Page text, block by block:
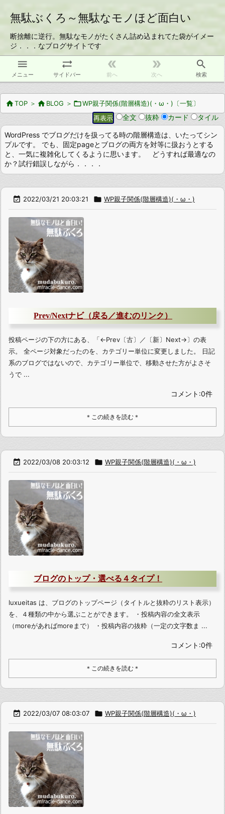
無駄ぶくろ～無駄なモノほど面白い
断捨離に逆行。無駄なモノがたくさん詰め込まれてた袋がイメー
ジ．．．なブログサイトです

メニュー

サイドバー

前へ

次へ

検索
TOP ＞BLOG ＞WP親子関係(階層構造)(・ω・)〔一覧〕
全文 抜粋 カード タイル
WordPress でブログだけを扱ってる時の階層構造は、いたってシン
プルです。 でも、固定pageとブログの両方を対等に扱おうとする
と、一気に複雑化してくるように思います。 どうすれば最適なの
か？試行錯誤しながら．．．．
 2022/03/21 20:03:21  WP親子関係(階層構造)(・ω・)
Prev/Nextナビ（戻る／進むのリンク）
投稿ページの下の方にある、「←Prev〔古〕／〔新〕Next→〕の表
示。 全ページ対象だったのを、カテゴリー単位に変更しました。 日記
系のブログではないので、カテゴリー単位で、移動させた方がよさそ
うで ...
コメント:0件
＊この続きを読む＊
 2022/03/08 20:03:12  WP親子関係(階層構造)(・ω・)
ブログのトップ・選べる４タイプ！
luxueitas は、ブログのトップページ（タイトルと抜粋のリスト表示）
を、４種類の中から選ぶことができます。 ・投稿内容の全文表示
（moreがあればmoreまで） ・投稿内容の抜粋（一定の文字数ま ...
コメント:0件
＊この続きを読む＊
 2022/03/07 08:03:07  WP親子関係(階層構造)(・ω・)